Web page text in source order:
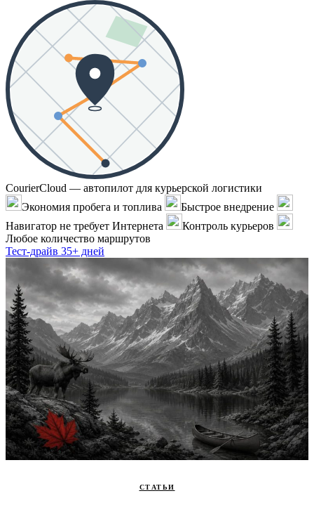
CourierCloud — автопилот для курьерской логистики
Экономия пробега и топлива
Быстрое внедрение
Навигатор не требует Интернета
Контроль курьеров
Любое количество маршрутов
Тест-драйв 35+ дней
СТАТЬИ